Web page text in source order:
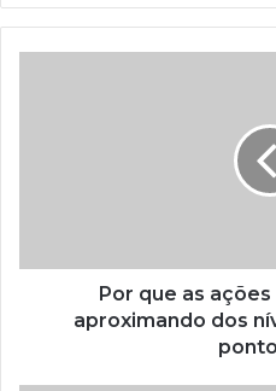
Por que as
aproximando dos